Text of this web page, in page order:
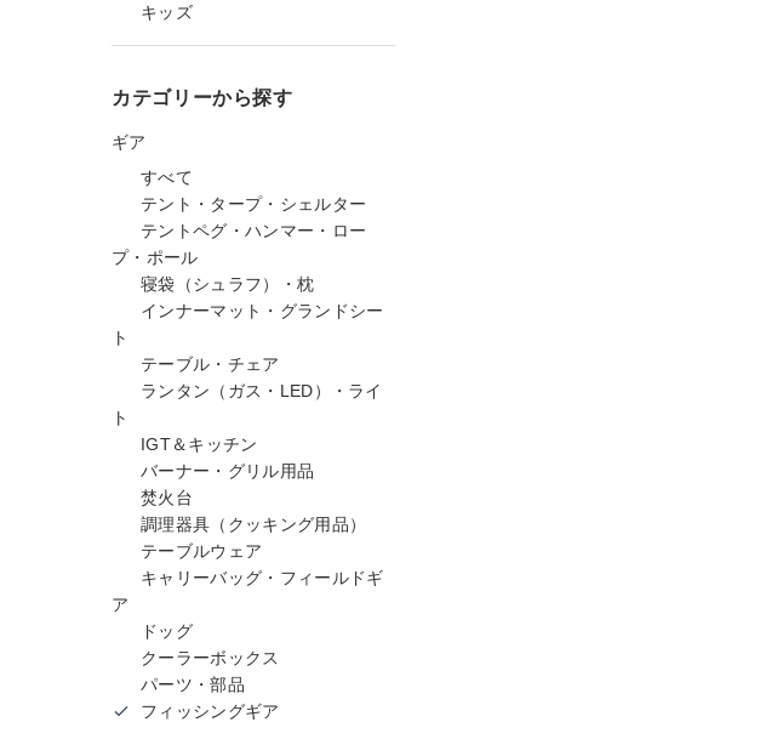
キッズ
カテゴリーから探す
ギア
すべて
テント・タープ・シェルター
テントペグ・ハンマー・ロー
プ・ポール
寝袋（シュラフ）・枕
インナーマット・グランドシー
ト
テーブル・チェア
ランタン（ガス・LED）・ライ
ト
IGT＆キッチン
バーナー・グリル用品
焚火台
調理器具（クッキング用品）
テーブルウェア
キャリーバッグ・フィールドギ
ア
ドッグ
クーラーボックス
パーツ・部品
フィッシングギア